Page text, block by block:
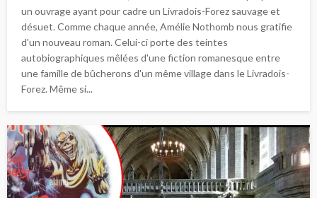
un ouvrage ayant pour cadre un Livradois-Forez sauvage et
désuet. Comme chaque année, Amélie Nothomb nous gratifie
d'un nouveau roman. Celui-ci porte des teintes
autobiographiques mêlées d'une fiction romanesque entre
une famille de bûcherons d'un même village dans le Livradois-
Forez. Même si...